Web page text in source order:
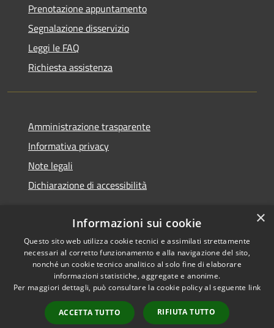
Prenotazione appuntamento
Segnalazione disservizio
Leggi le FAQ
Richiesta assistenza
Amministrazione trasparente
Informativa privacy
Note legali
Dichiarazione di accessibilità
RSS
Accessibilità
Cookie
Mappa del sito
Obiettivi di accessibilità
Copyright © 2026 • Comune di
Noventa Padovana • Powered
byMunicipium•
redazione
×
Informazioni sui cookie
Questo sito web utilizza cookie tecnici e assimilati strettamente
necessari al corretto funzionamento e alla navigazione del sito,
nonché un cookie tecnico analitico al solo fine di elaborare
informazioni statistiche, aggregate e anonime.
Per maggiori dettagli, può consultare la cookie policy al seguente link
ACCETTA TUTTO RIFIUTA TUTTO